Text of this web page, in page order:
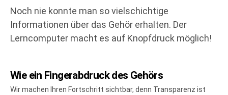
Noch nie konnte man so vielschichtige
Informationen über das Gehör erhalten. Der
Lerncomputer macht es auf Knopfdruck möglich!
Wie ein Fingerabdruck des Gehörs
Wir machen Ihren Fortschritt sichtbar, denn Transparenz ist